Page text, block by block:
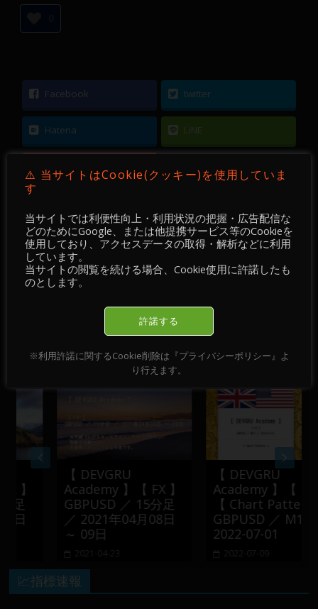
Facebook twitter
Hatena LINE
←為替テクニカル分析レポート 2021年4月7日
【 FX 】 EURUSD ／ 15分足 ／ 2021年03月24日
おすすめ記事
【 DEVGRU
Academy 】【 FX 】
GBPUSD ／ 15分足
／ 2021年04月08日
～ 09日
2021-04-23
【 DEVGRU
Academy 】【 FX 】
【 Chart Pattern 】
GBPUSD ／ M15 ／
2022-07-01
2022-07-09
💹指標速報
⚠️ 当サイトはCookie(クッキー)を使用していま
す
当サイトでは利便性向上・利用状況の把握・広告配信な
どのためにGoogle、または他提携サービス等のCookieを
使用しており、アクセスデータの取得・解析などに利用
しています。
当サイトの閲覧を続ける場合、Cookie使用に許諾したも
のとします。
許諾する
※利用許諾に関するCookie削除は『プライバシーポリシー』よ
り行えます。